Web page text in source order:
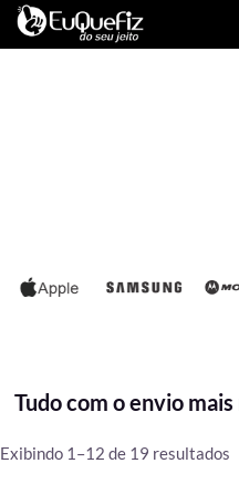
Tudo com o envio
Exibindo 1–12 de 19 resultados